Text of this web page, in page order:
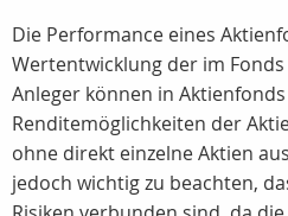
Die Performance eines
Wertentwicklung der im
Anleger können in
Renditemöglichkeiten der
ohne direkt einzelne Aktien
jedoch wichtig zu beachten,